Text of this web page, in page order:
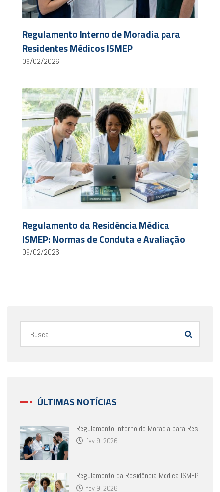
Regulamento Interno de Moradia para
Residentes Médicos ISMEP
09/02/2026
Regulamento da Residência Médica
ISMEP: Normas de Conduta e Avaliação
09/02/2026
ÚLTIMAS NOTÍCIAS
Regulamento Interno de Moradia para Resi
fev 9, 2026
Regulamento da Residência Médica ISMEP
fev 9, 2026